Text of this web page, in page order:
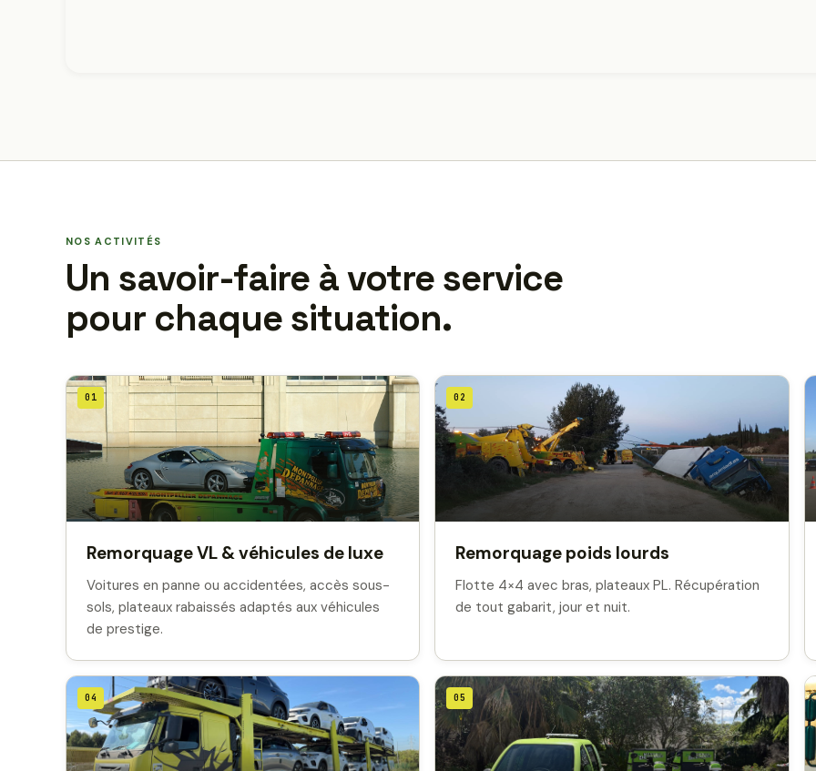
NOS ACTIVITÉS
Un savoir-faire à votre service
pour chaque situation.
01
Remorquage VL & véhicules de luxe
Voitures en panne ou accidentées, accès sous-
sols, plateaux rabaissés adaptés aux véhicules
de prestige.
02
Remorquage poids lourds
Flotte 4×4 avec bras, plateaux PL. Récupération
de tout gabarit, jour et nuit.
04 05